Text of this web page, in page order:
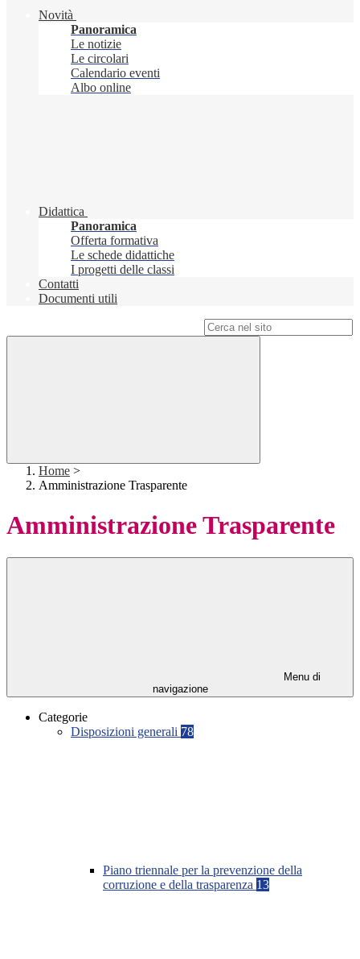
Novità
Panoramica
Le notizie
Le circolari
Calendario eventi
Albo online
Didattica
Panoramica
Offerta formativa
Le schede didattiche
I progetti delle classi
Contatti
Documenti utili
Home >
Amministrazione Trasparente
Amministrazione Trasparente
Menu di
navigazione
Categorie
Disposizioni generali 78
Piano triennale per la prevenzione della
corruzione e della trasparenza 13